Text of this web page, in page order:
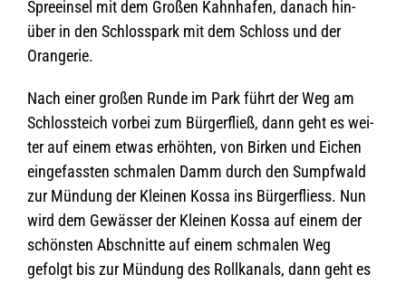
Spree­insel mit dem Gro­ßen Kahn­ha­fen, danach hin­
über in den Schloss­park mit dem Schloss und der
Orangerie.
Nach einer gro­ßen Runde im Park führt der Weg am
Schloss­teich vor­bei zum Bür­ger­fließ, dann geht es wei­
ter auf einem etwas erhöh­ten, von Bir­ken und Eichen
ein­ge­fass­ten schma­len Damm durch den Sumpf­wald
zur Mün­dung der Klei­nen Kossa ins Bür­ger­fliess. Nun
wird dem Gewäs­ser der Klei­nen Kossa auf einem der
schöns­ten Abschnitte auf einem schma­len Weg
gefolgt bis zur Mün­dung des Roll­ka­nals, dann geht es